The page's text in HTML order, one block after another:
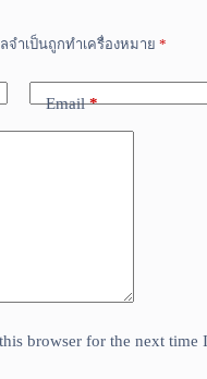
จำเป็นถูกทำเครื่องหมาย *
Email*
browser for the next time